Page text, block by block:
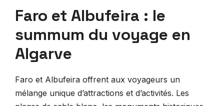
Faro et Albufeira : le
summum du voyage en
Algarve
Faro et Albufeira offrent aux voyageurs un
mélange unique d’attractions et d’activités. Les